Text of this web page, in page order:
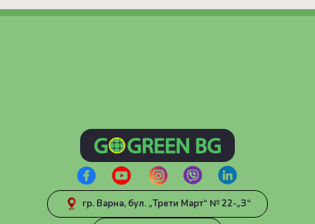
гр. Варна, бул. „Трети Март“ № 22-„З“